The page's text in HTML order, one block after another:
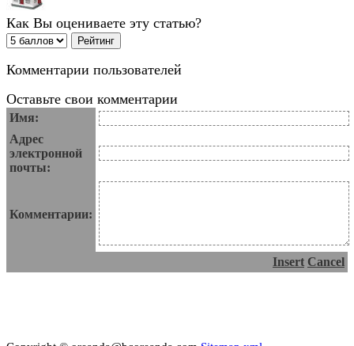
Как Вы оцениваете эту статью?
Комментарии пользователей
Оставьте свои комментарии
Имя:
Адрес
электронной
почты:
Комментарии:
Insert Cancel